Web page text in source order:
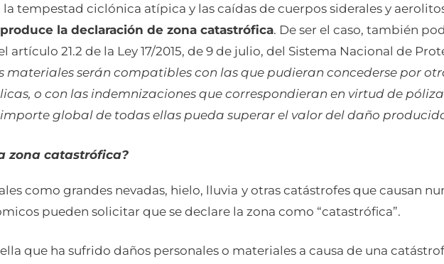
tempestad ciclónica atípica y las caídas de cuerpos siderales y
la declaración de zona catastrófica. De ser el caso, también
artículo 21.2 de la Ley 17/2015, de 9 de julio, del Sistema Nacional de
materiales serán compatibles con las que pudieran concederse por
o con las indemnizaciones que correspondieran en virtud de
global de todas ellas pueda superar el valor del daño
zona catastrófica?
como grandes nevadas, hielo, lluvia y otras catástrofes que causan
pueden solicitar que se declare la zona como “catastrófica”.
que ha sufrido daños personales o materiales a causa de una